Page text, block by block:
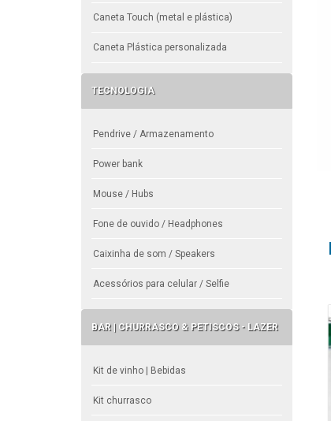
Caneta Touch (metal e plástica)
Caneta Plástica personalizada
TECNOLOGIA
Pendrive / Armazenamento
Power bank
Mouse / Hubs
Fone de ouvido / Headphones
Caixinha de som / Speakers
Acessórios para celular / Selfie
BAR | CHURRASCO & PETISCOS - LAZER
Kit de vinho | Bebidas
Kit churrasco